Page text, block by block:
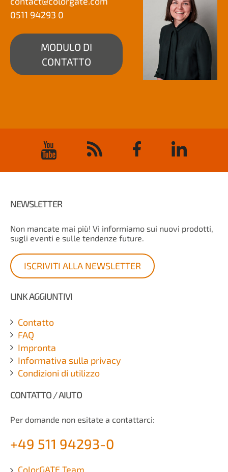
0511 94293 0
MODULO DI
CONTATTO
NEWSLETTER
Non mancate mai più! Vi informiamo sui nuovi prodotti,
sugli eventi e sulle tendenze future.
ISCRIVITI ALLA NEWSLETTER
LINK AGGIUNTIVI
Contatto
FAQ
Impronta
Informativa sulla privacy
Condizioni di utilizzo
CONTATTO / AIUTO
Per domande non esitate a contattarci:
+49 511 94293-0
ColorGATE Team